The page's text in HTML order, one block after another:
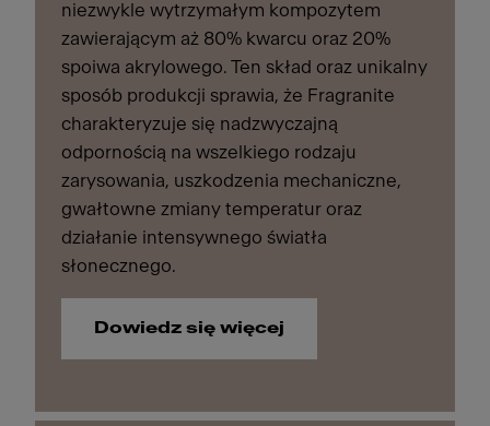
niezwykle wytrzymałym kompozytem
zawierającym aż 80% kwarcu oraz 20%
spoiwa akrylowego. Ten skład oraz unikalny
sposób produkcji sprawia, że Fragranite
charakteryzuje się nadzwyczajną
odpornością na wszelkiego rodzaju
zarysowania, uszkodzenia mechaniczne,
gwałtowne zmiany temperatur oraz
działanie intensywnego światła
słonecznego.
Dowiedz się więcej